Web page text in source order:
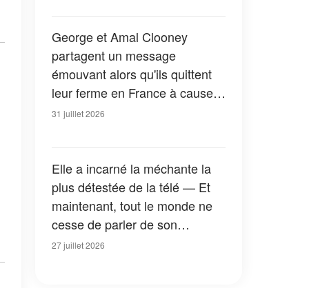
George et Amal Clooney
partagent un message
émouvant alors qu'ils quittent
leur ferme en France à cause
des feux de forêt — Tous les
31 juillet 2026
Elle a incarné la méchante la
plus détestée de la télé — Et
maintenant, tout le monde ne
cesse de parler de son
apparition dans la nouvelle
27 juillet 2026